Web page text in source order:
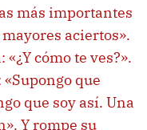
más importantes
aciertos».
cómo te ves?».
que
que soy así. Una
Y rompe su